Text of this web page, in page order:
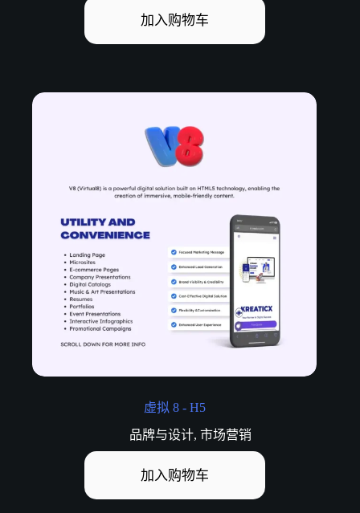
加入购物车
虚拟 8 - H5
品牌与设计,市场营销
加入购物车